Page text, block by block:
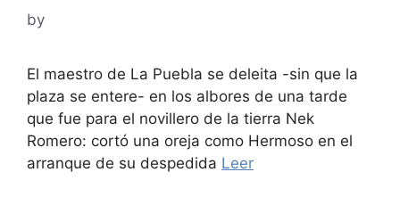
by
El maestro de La Puebla se deleita -sin que la
plaza se entere- en los albores de una tarde
que fue para el novillero de la tierra Nek
Romero: cortó una oreja como Hermoso en el
arranque de su despedida Leer